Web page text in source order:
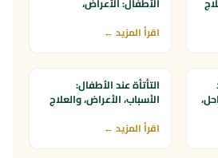
فعال
اقرأ المزيد ←
التأتأة عند الأطفال:
الأسباب، الأعراض، والعلاج
اقرأ المزيد ←